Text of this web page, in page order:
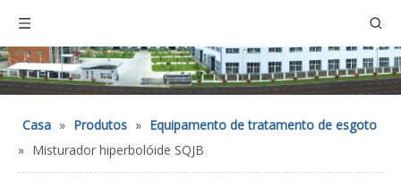
Casa » Produtos » Equipamento de tratamento de esgoto
» Misturador hiperbolóide SQJB